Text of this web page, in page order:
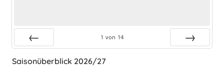
1 von 14
Saisonüberblick 2026/27